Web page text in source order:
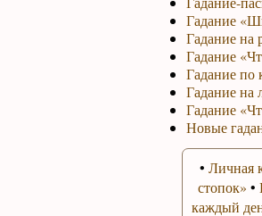
Гадание
Гадание на
Гадание
Гадание по
Гадание на
Гадание
Новые
• Личная
стопок» •
каждый